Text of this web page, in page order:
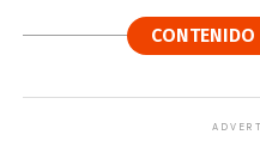
CONTENIDO